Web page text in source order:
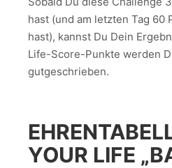
hast (und am letzten Tag 60
hast), kannst Du Dein
Life-Score-Punkte werden
gutgeschrieben.
YOUR LIFE